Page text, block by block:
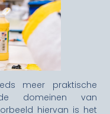
meer praktische
domeinen van
hiervan is het